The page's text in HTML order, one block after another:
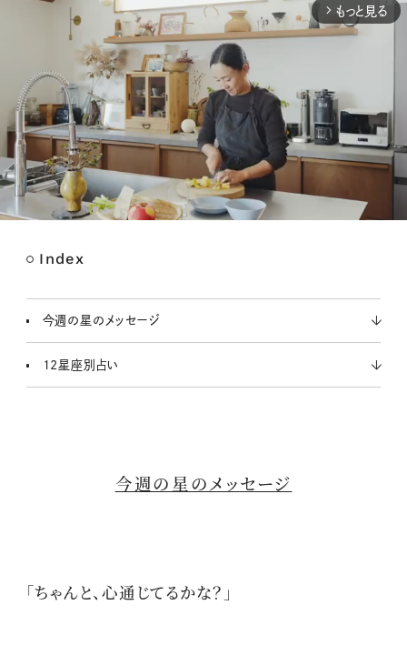
arrow_forward_ios もっと見る
Index
今週の星のメッセージ
12星座別占い
今週の星のメッセージ
「ちゃんと、心通じてるかな？」